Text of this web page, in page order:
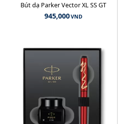
Bút dạ Parker Vector XL SS GT
945,000VND